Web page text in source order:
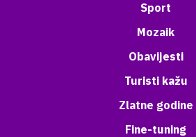
Sport
Mozaik
Obavijesti
Turisti kažu
Zlatne godine
Fine-tuning